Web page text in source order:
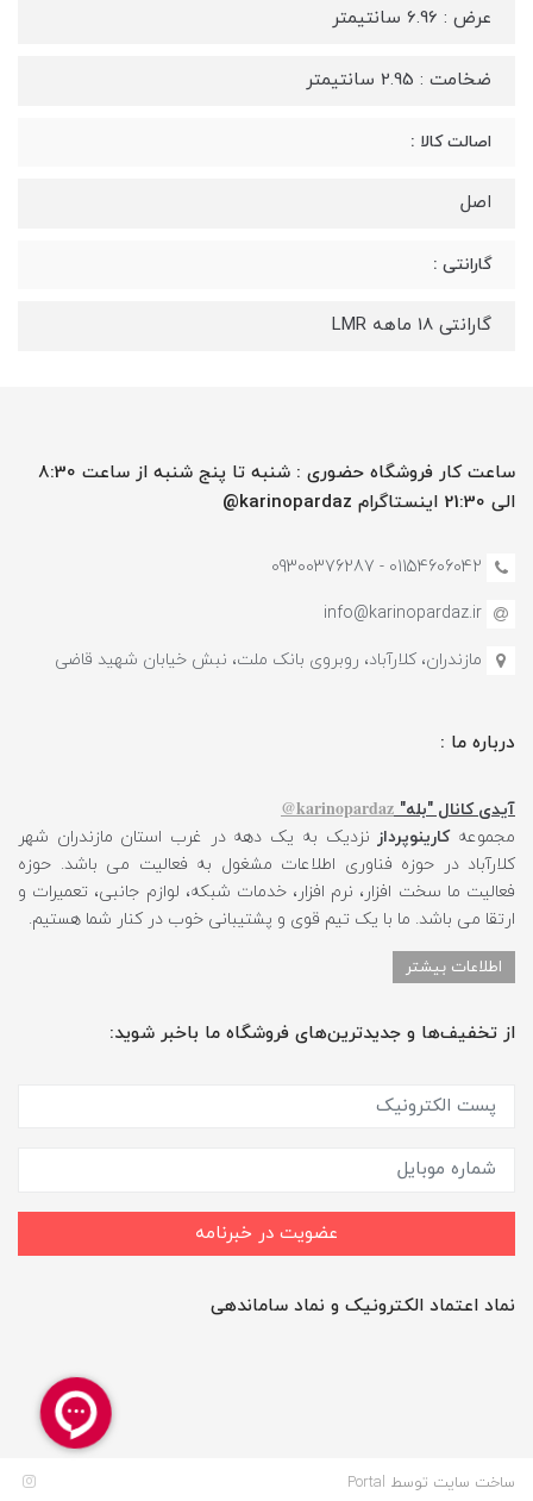
عرض : 6.96 سانتیمتر
ضخامت : 2.95 سانتیمتر
اصالت کالا :
اصل
گارانتی :
گارانتی 18 ماهه LMR
ساعت کار فروشگاه حضوری : شنبه تا پنج شنبه از ساعت 8:30
الی 21:30 اینستاگرام karinopardaz@
01154606042 - 09300376287
info@karinopardaz.ir
مازندران، کلارآباد، روبروی بانک ملت، نبش خیابان شهید قاضی
درباره ما :
آیدی کانال "بله" karinopardaz@
مجموعهکارینوپرداز نزدیک به یک دهه در غرب استان مازندران شهر
کلارآباد در حوزه فناوری اطلاعات مشغول به فعالیت می باشد. حوزه
فعالیت ما سخت افزار، نرم افزار، خدمات شبکه، لوازم جانبی، تعمیرات و
ارتقا می باشد. ما با یک تیم قوی و پشتیبانی خوب در کنار شما هستیم.
اطلاعات بیشتر
از تخفیف‌ها و جدیدترین‌های فروشگاه ما باخبر شوید:
عضویت در خبرنامه
نماد اعتماد الکترونیک و نماد ساماندهی
ساخت سایت توسط Portal